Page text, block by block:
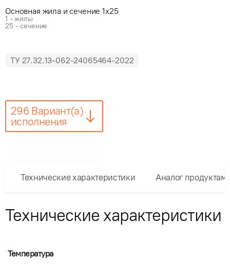
Основная жила и сечение 1x25
1 - жилы
25 - сечение
ТУ 27.32.13-062-24065464-2022
296 Вариант(а)
исполнения
Технические характеристики Аналог
Технические характеристики
Температура